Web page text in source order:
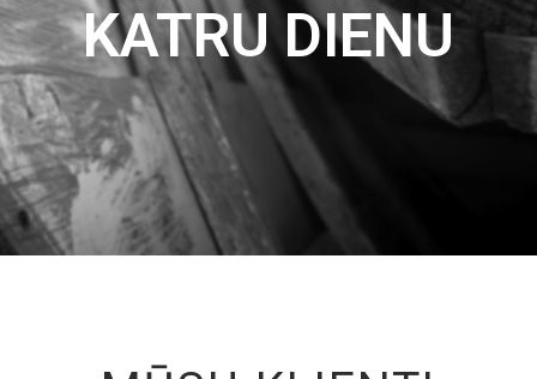
KATRU DIENU